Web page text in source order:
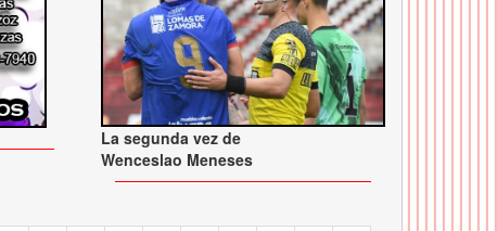
La segunda vez de
Wenceslao Meneses